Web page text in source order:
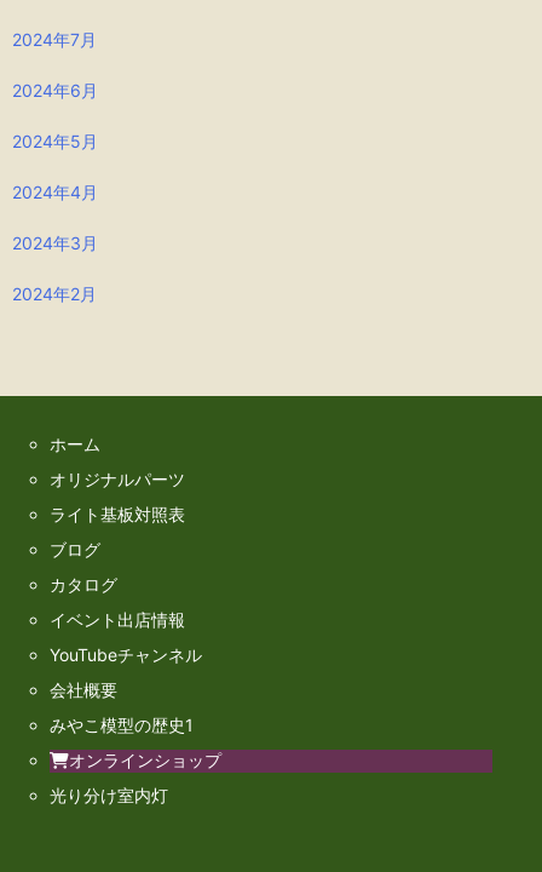
2024年7月
2024年6月
2024年5月
2024年4月
2024年3月
2024年2月
ホーム
オリジナルパーツ
ライト基板対照表
ブログ
カタログ
イベント出店情報
YouTubeチャンネル
会社概要
みやこ模型の歴史1
オンラインショップ
光り分け室内灯